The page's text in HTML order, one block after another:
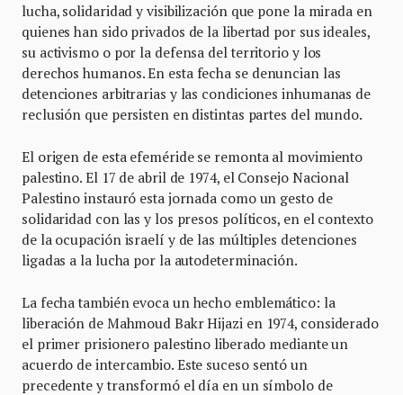
lucha, solidaridad y visibilización que pone la mirada en
quienes han sido privados de la libertad por sus ideales,
su activismo o por la defensa del territorio y los
derechos humanos. En esta fecha se denuncian las
detenciones arbitrarias y las condiciones inhumanas de
reclusión que persisten en distintas partes del mundo.
El origen de esta efeméride se remonta al movimiento
palestino. El 17 de abril de 1974, el Consejo Nacional
Palestino instauró esta jornada como un gesto de
solidaridad con las y los presos políticos, en el contexto
de la ocupación israelí y de las múltiples detenciones
ligadas a la lucha por la autodeterminación.
La fecha también evoca un hecho emblemático: la
liberación de Mahmoud Bakr Hijazi en 1974, considerado
el primer prisionero palestino liberado mediante un
acuerdo de intercambio. Este suceso sentó un
precedente y transformó el día en un símbolo de